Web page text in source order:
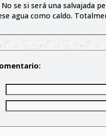
para hacer el risotto escaldo los hongos y
agua como caldo.